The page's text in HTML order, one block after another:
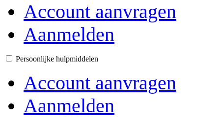
Account aanvragen
Aanmelden
Persoonlijke hulpmiddelen
Account aanvragen
Aanmelden